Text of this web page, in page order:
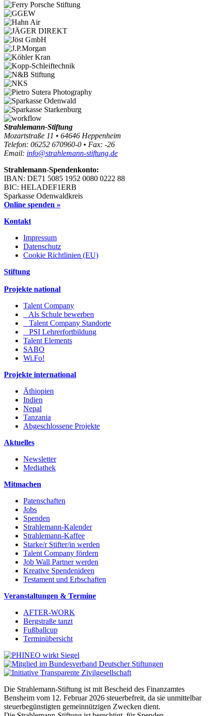
Strahlemann-Stiftung
Mozartstraße 11 • 64646 Heppenheim
Telefon: 06252 670960-0 • Fax: -26
Email: info@strahlemann-stiftung.de
Strahlemann-Spendenkonto:
IBAN: DE71 5085 1952 0080 0222 88
BIC: HELADEF1ERB
Sparkasse Odenwaldkreis
Online spenden »
Kontakt
Impressum
Datenschutz
Cookie Richtlinien (EU)
Stiftung
Projekte national
Talent Company
Als Schule bewerben
Talent Company Standorte
PSI Lehrerfortbildung
Talent Elements
SABO
Wi.Fo!
Projekte international
Äthiopien
Indien
Nepal
Tanzania
Abgeschlossene Projekte
Aktuelles
Newsletter
Mediathek
Mitmachen
Patenschaften
Jobs
Spenden
Strahlemann-Kalender
Strahlemann-Kaffee
Starke/r Stifter/in werden
Talent Company fördern
Job Wall Partner werden
Kreative Spendenideen
Testament und Erbschaften
Veranstaltungen & Termine
AFTER-WORK
Bergstraße tanzt
Fußballcup
Terminübersicht
Die Strahlemann-Stiftung ist mit Bescheid des Finanzamtes
Bensheim vom 12. Februar 2026 steuerbefreit, da sie unmittelbar
steuerbegünstigten gemeinnützigen Zwecken dient.